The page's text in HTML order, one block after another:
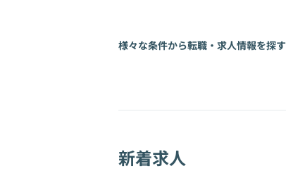
様々な条件から転職・求人情報を探す
新着求人